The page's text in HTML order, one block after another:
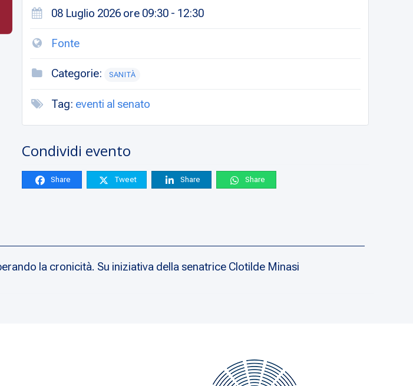
08 Luglio 2026 ore 09:30 - 12:30
Fonte
Categorie: SANITÀ
Tag: eventi al senato
Condividi evento
Share Tweet Share Share
la cronicità. Su iniziativa della senatrice Clotilde Minasi